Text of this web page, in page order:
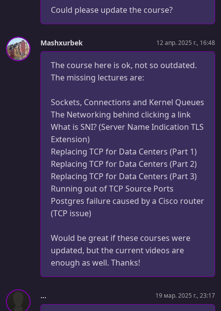
9.3. Wiresharing HTTP2 (Decrypting TLS)
УРОК 52. 00:22:44
9.4. Wiresharking MongoDB
9.5. Wiresharking Server Sent Events
00:10:25
10.1. Should Layer 4 Proxies buffer segments
10.2. How does the Kernel manage TCP connections
00:00:59
11.1. Course Summary
12.3. What is SNI (Server Name Indication TLS Extension)
12.4. Replacing TCP for Data Centers (Part 1)
00:23:02
12.5. Replacing TCP for Data Centers (Part 2)
12.6. Replacing TCP for Data Centers (Part 3)
Could please update the course?
Mashxurbek 12 апр. 2025 г., 16:48
The course here is ok, not so outdated.
The missing lectures are:
Sockets, Connections and Kernel Queues
The Networking behind clicking a link
What is SNI? (Server Name Indication TLS
Extension)
Replacing TCP for Data Centers (Part 1)
Replacing TCP for Data Centers (Part 2)
Replacing TCP for Data Centers (Part 3)
Running out of TCP Source Ports
Postgres failure caused by a Cisco router
(TCP issue)
Would be great if these courses were
updated, but the current videos are
enough as well. Thanks!
... 19 мар. 2025 г., 23:17